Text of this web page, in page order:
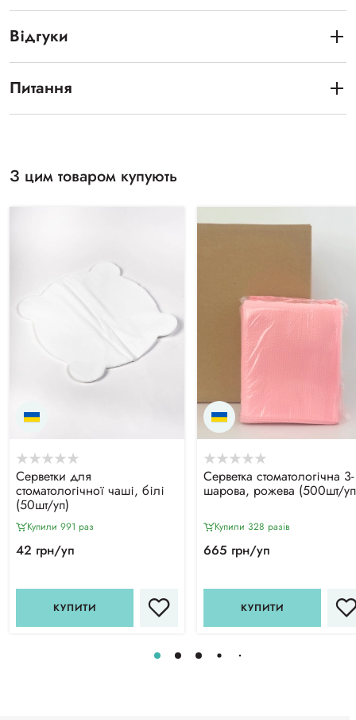
Відгуки
Питання
З цим товаром купують
Серветки для
стоматологічної чаші, білі
(50шт/уп)
Купили 991 раз
42 грн/уп
КУПИТИ
Серветка стоматологічна 3-
шарова, рожева (500шт/
Купили 328 разiв
665 грн/уп
КУПИТИ